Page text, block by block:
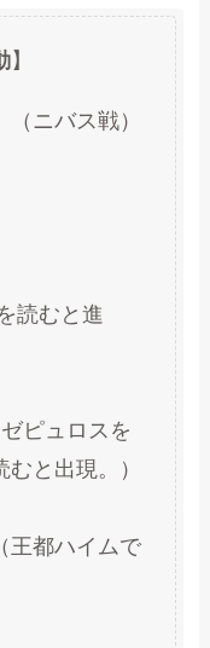
】
ニバス戦）
読むと進
ピュロスを
と出現。）
王都ハイムで